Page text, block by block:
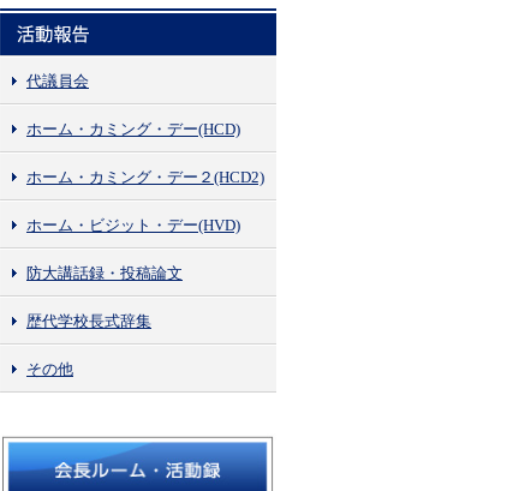
代議員会
ホーム・カミング・デー(HCD)
ホーム・カミング・デー２(HCD2)
ホーム・ビジット・デー(HVD)
防大講話録・投稿論文
歴代学校長式辞集
その他